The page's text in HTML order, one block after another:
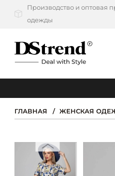
Производство и оптовая
одежды
КАТАЛОГ
НОВИНКИ
PREMIUM
РАСПРОДАЖА
ГЛАВНАЯ ЖЕНСКАЯ